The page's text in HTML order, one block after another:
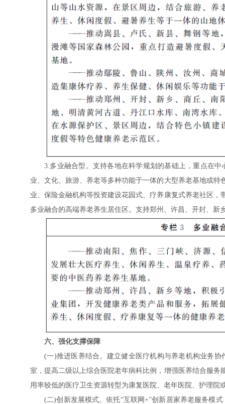
3.多业融合型。支持各地在科学规划的基础上，重点在
业、文化、旅游、养老等多种功能于一体的大型养老基地或
业、保险金融机构等投资建设花园式、疗养康复式养老社区
多业融合的高端养老养生居住区。支持郑州、许昌、开封、
六、强化支撑保障
(一)推进医养结合。建立健全医疗机构与养老机构业务
室，提高二级以上综合医院老年病科比例，增强医养结合服
用率较低的医疗卫生资源转型为康复医院、老年医院、护理
(二)创新发展模式。依托“互联网+”创新居家养老服务模